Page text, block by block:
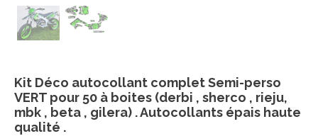
Kit Déco autocollant complet Semi-perso
VERT pour 50 à boites (derbi , sherco , rieju,
mbk , beta , gilera) . Autocollants épais haute
qualité .